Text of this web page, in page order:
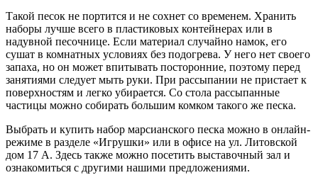
Такой песок не портится и не сохнет со временем. Хранить
наборы лучше всего в пластиковых контейнерах или в
надувной песочнице. Если материал случайно намок, его
сушат в комнатных условиях без подогрева. У него нет своего
запаха, но он может впитывать посторонние, поэтому перед
занятиями следует мыть руки. При рассыпании не пристает к
поверхностям и легко убирается. Со стола рассыпанные
частицы можно собирать большим комком такого же песка.
Выбрать и купить набор марсианского песка можно в онлайн-
режиме в разделе «Игрушки» или в офисе на ул. Литовской
дом 17 А. Здесь также можно посетить выставочный зал и
ознакомиться с другими нашими предложениями.